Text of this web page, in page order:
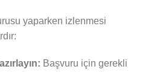
yaparken izlenmesi
Başvuru için gerekli